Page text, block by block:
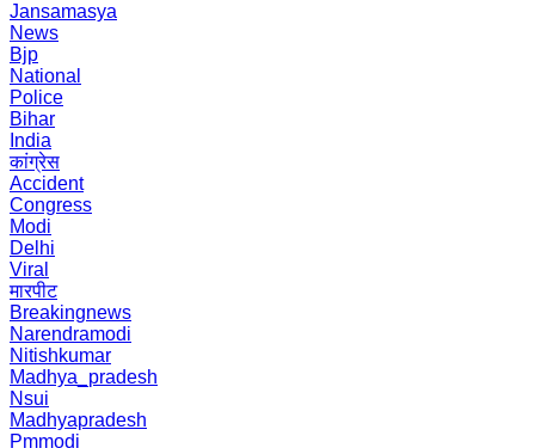
Jansamasya
News
Bjp
National
Police
Bihar
India
कांग्रेस
Accident
Congress
Modi
Delhi
Viral
मारपीट
Breakingnews
Narendramodi
Nitishkumar
Madhya_pradesh
Nsui
Madhyapradesh
Pmmodi